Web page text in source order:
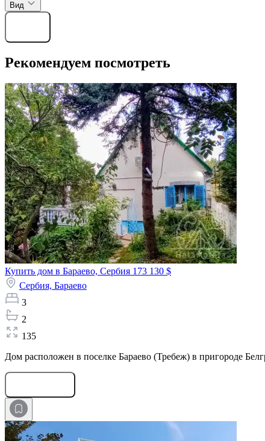
Вид
Рекомендуем посмотреть
Купить дом в Бараево, Сербия 173 130 $
Сербия, Бараево
3
2
135
Дом расположен в поселке Бараево (Требеж) в пригороде